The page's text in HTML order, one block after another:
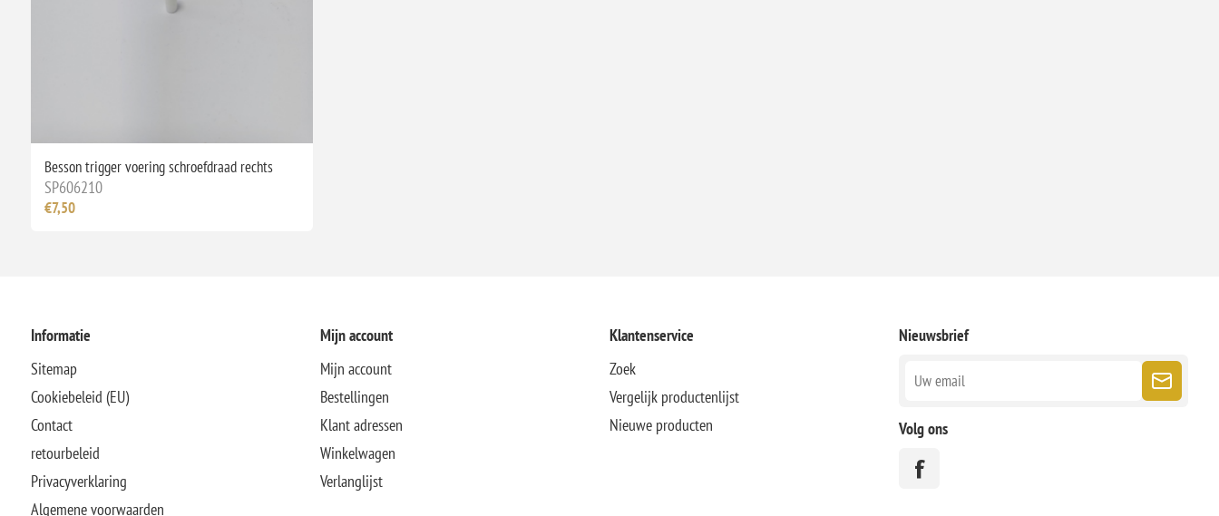
Besson trigger voering schroefdraad rechts
SP606210
€7,50
Informatie
Sitemap
Cookiebeleid (EU)
Contact
retourbeleid
Privacyverklaring
Algemene voorwaarden
Mijn account
Mijn account
Bestellingen
Klant adressen
Winkelwagen
Verlanglijst
Klantenservice
Zoek
Vergelijk productenlijst
Nieuwe producten
Nieuwsbrief
Volg ons